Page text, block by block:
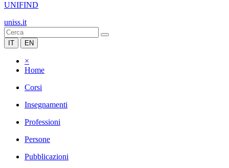
UNIFIND
uniss.it
IT EN
×
Home
Corsi
Insegnamenti
Professioni
Persone
Pubblicazioni